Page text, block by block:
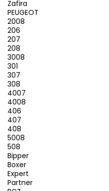
Zafira
PEUGEOT
2008
206
207
208
3008
301
307
308
4007
4008
406
407
408
5008
508
Bipper
Boxer
Expert
Partner